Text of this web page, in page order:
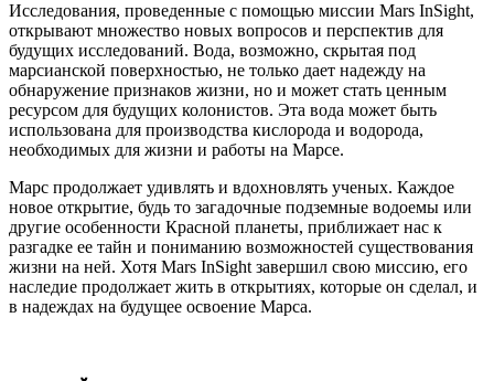
Исследования, проведенные с помощью миссии Mars InSight,
открывают множество новых вопросов и перспектив для
будущих исследований. Вода, возможно, скрытая под
марсианской поверхностью, не только дает надежду на
обнаружение признаков жизни, но и может стать ценным
ресурсом для будущих колонистов. Эта вода может быть
использована для производства кислорода и водорода,
необходимых для жизни и работы на Марсе.
Марс продолжает удивлять и вдохновлять ученых. Каждое
новое открытие, будь то загадочные подземные водоемы или
другие особенности Красной планеты, приближает нас к
разгадке ее тайн и пониманию возможностей существования
жизни на ней. Хотя Mars InSight завершил свою миссию, его
наследие продолжает жить в открытиях, которые он сделал, и
в надеждах на будущее освоение Марса.